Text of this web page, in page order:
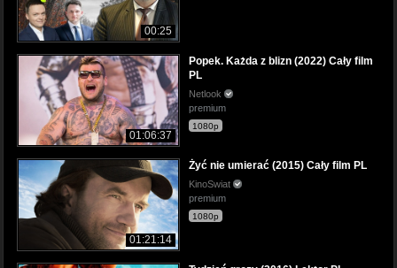
00:25
01:06:37
Popek. Każda z blizn (2022) Cały film
PL
Netlook
premium
1080p
01:21:14
Żyć nie umierać (2015) Cały film PL
KinoSwiat
premium
1080p